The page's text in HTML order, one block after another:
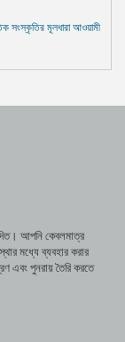
সংস্কৃতির মূলধারা আওয়ামী
আপনি কেবলমাত্র
মধ্যে ব্যবহার করার
এবং পুনরায় তৈরি করতে